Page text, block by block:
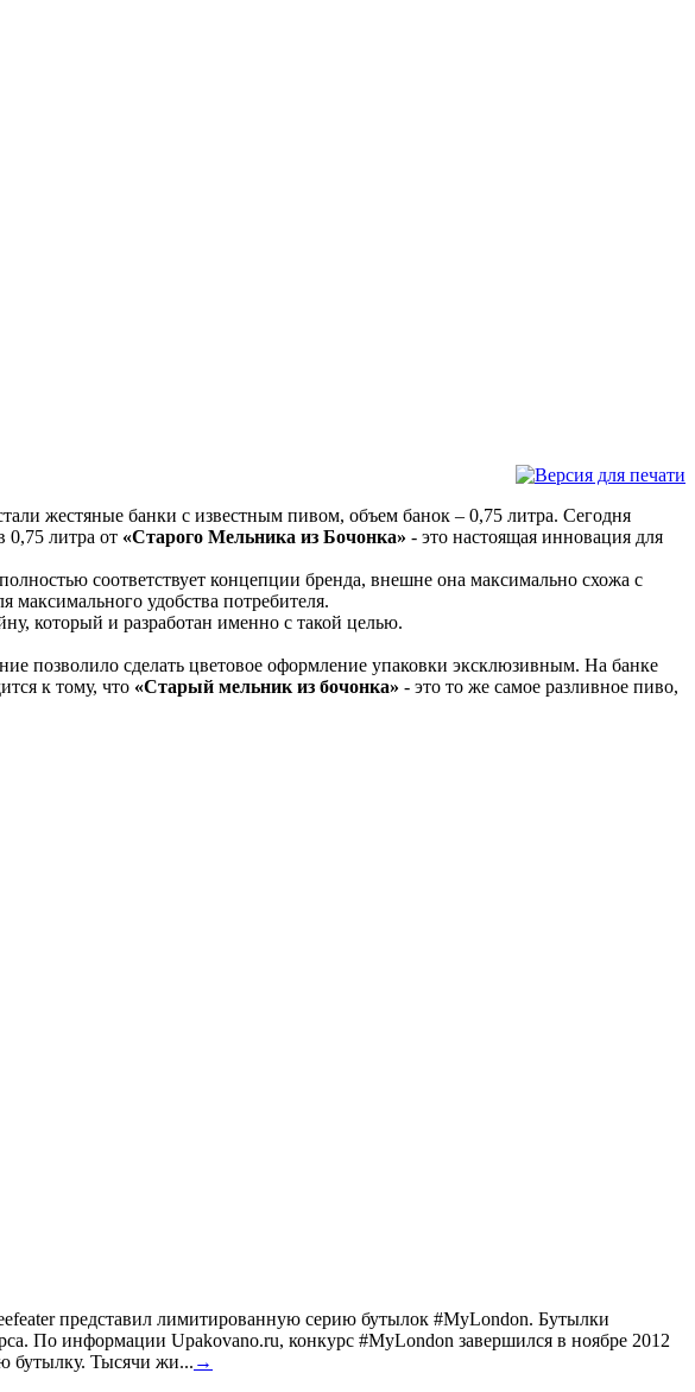
жестяные банки с известным пивом, объем банок – 0,75 литра. Сегодня
0,75 литра от «Старого Мельника из Бочонка» - это настоящая инновация для
соответствует концепции бренда, внешне она максимально схожа с
удобства потребителя.
который и разработан именно с такой целью.
позволило сделать цветовое оформление упаковки эксклюзивным. На банке
к тому, что «Старый мельник из бочонка» - это то же самое разливное пиво,
представил лимитированную серию бутылок #MyLondon. Бутылки
По информации Upakovano.ru, конкурс #MyLondon завершился в ноябре 2012
бутылку. Тысячи жи... →